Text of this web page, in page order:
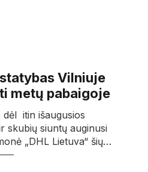
Vilniuje
metų pabaigoje
dėl itin išaugusios
skubių siuntų auginusi
„DHL Lietuva“ šių…